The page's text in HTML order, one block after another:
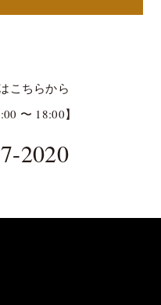
こちらから
〜 18:00】
2020